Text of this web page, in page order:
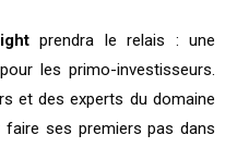
prendra le relais : une
les primo-investisseurs.
et des experts du domaine
ses premiers pas dans